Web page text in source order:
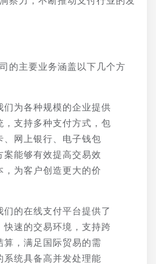
的主要业务涵盖以下几个方
们为各种规模的企业提供
，支持多种支付方式，包
、网上银行、电子钱包
案能够有效提高交易效
，为客户创造更大的价
们的在线支付平台提供了
快速的交易环境，支持跨
算，满足国际贸易的需
系统具备高并发处理能